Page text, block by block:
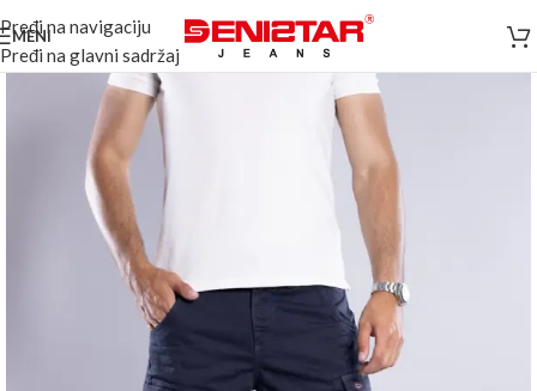
Pređi na navigaciju
Pređi na glavni sadržaj
MENI